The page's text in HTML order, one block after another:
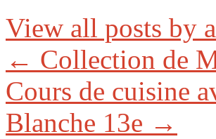
View all posts by
← Collection de
Cours de cuisine
Blanche 13e →